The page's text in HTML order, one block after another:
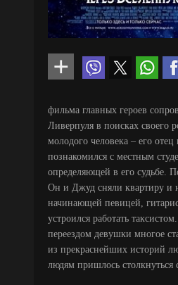
фильма главных героев
Ливерпуля в поисках своего
молодого человека – его
познакомился с местным
определяющей в его судьбе.
Он и Джуд сняли квартиру и
начинающей певицей,
устроился работать
переездом девушки многое
из прекраснейших историй
людям пришлось